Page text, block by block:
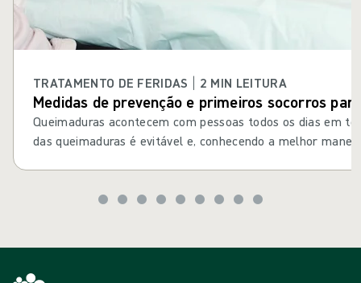
TRATAMENTO DE FERIDAS | 2 MIN LEITURA
Medidas de prevenção e primeiros socorros
Queimaduras acontecem com pessoas todos os dias em
das queimaduras é evitável e, conhecendo a melhor